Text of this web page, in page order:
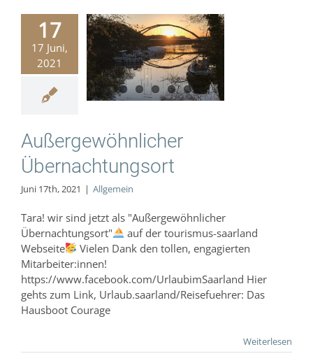
17
17 Juni,
2021
Außergewöhnlicher
Übernachtungsort
Juni 17th, 2021 | Allgemein
Tara! wir sind jetzt als "Außergewöhnlicher
Übernachtungsort"
auf der tourismus-saarland
Webseite
Vielen Dank den tollen, engagierten
Mitarbeiter:innen!
https://www.facebook.com/UrlaubimSaarland Hier
gehts zum Link, Urlaub.saarland/Reisefuehrer: Das
Hausboot Courage
Weiterlesen